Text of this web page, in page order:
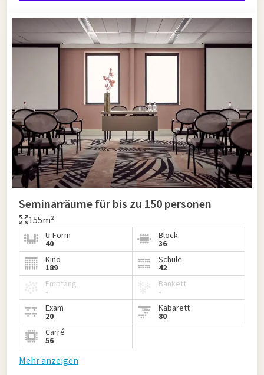
Seminarräume für bis zu 150 personen
155m²
U-Form
40
Block
36
Kino
189
Schule
42
Empfang
-
Bankett
-
Exam
20
Kabarett
80
Carré
56
Mehr anzeigen